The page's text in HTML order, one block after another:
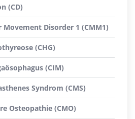
(CD)
Disorder 1 (CMM1)
(CHG)
(CIM)
Syndrom (CMS)
Osteopathie (CMO)